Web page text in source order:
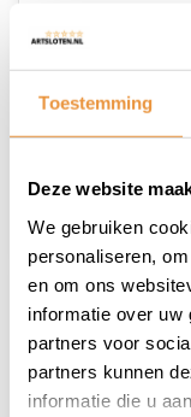
Toestemming
Deze website
We gebruiken
personaliseren,
en om ons
informatie over uw
partners voor
partners kunnen
informatie die u
EZmtb STD
incl. metalen
adapters en
model trechter